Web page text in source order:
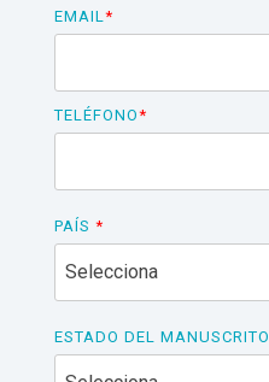
EMAIL*
TELÉFONO*
PAÍS *
ESTADO DEL MANUSCRITO